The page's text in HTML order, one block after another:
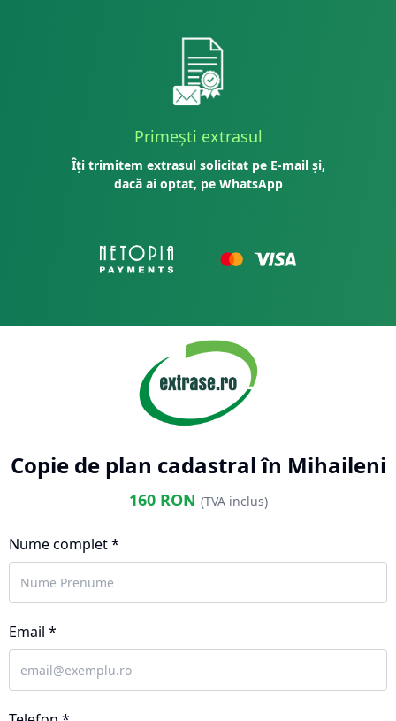
Primești extrasul
Îți trimitem extrasul solicitat pe E-mail și,
dacă ai optat, pe WhatsApp
Copie de plan cadastral în Mihaileni
160RON (TVA inclus)
Nume complet *
Email *